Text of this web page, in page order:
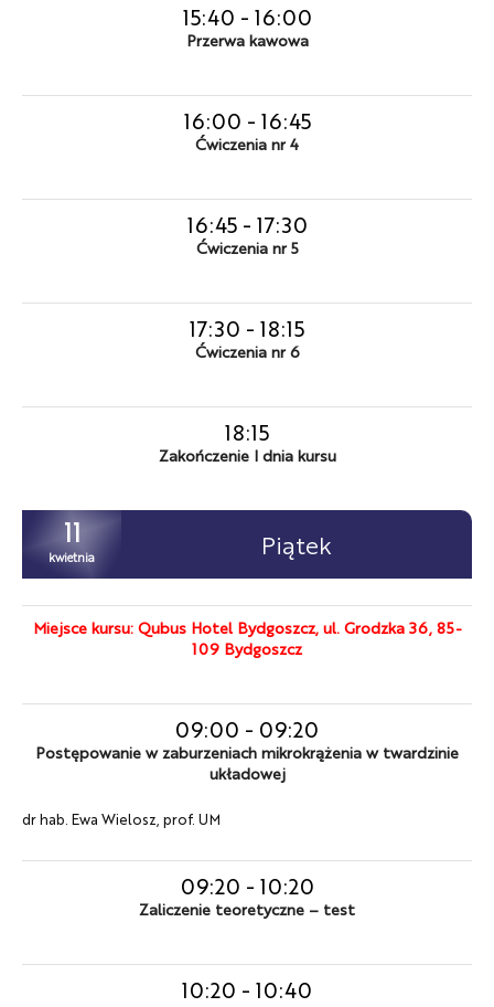
15:40 - 16:00
Przerwa kawowa
16:00 - 16:45
Ćwiczenia nr 4
16:45- 17:30
Ćwiczenia nr 5
17:30 - 18:15
Ćwiczenia nr 6
18:15
Zakończenie I dnia kursu
11
kwietnia Piątek
Miejsce kursu: Qubus Hotel Bydgoszcz, ul. Grodzka 36, 85-
109 Bydgoszcz
09:00 - 09:20
Postępowanie w zaburzeniach mikrokrążenia w twardzinie
układowej
dr hab. Ewa Wielosz, prof. UM
09:20 - 10:20
Zaliczenie teoretyczne – test
10:20 - 10:40